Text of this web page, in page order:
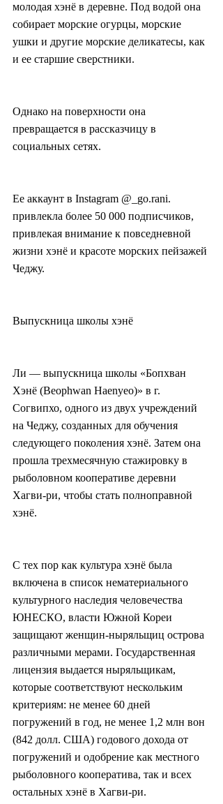
молодая хэнё в деревне. Под водой она
собирает морские огурцы, морские
ушки и другие морские деликатесы, как
и ее старшие сверстники.
Однако на поверхности она
превращается в рассказчицу в
социальных сетях.
Ее аккаунт в Instagram @_go.rani.
привлекла более 50 000 подписчиков,
привлекая внимание к повседневной
жизни хэнё и красоте морских пейзажей
Чеджу.
Выпускница школы хэнё
Ли — выпускница школы «Бопхван
Хэнё (Beophwan Haenyeo)» в г.
Согвипхо, одного из двух учреждений
на Чеджу, созданных для обучения
следующего поколения хэнё. Затем она
прошла трехмесячную стажировку в
рыболовном кооперативе деревни
Хагви-ри, чтобы стать полноправной
хэнё.
С тех пор как культура хэнё была
включена в список нематериального
культурного наследия человечества
ЮНЕСКО, власти Южной Кореи
защищают женщин-ныряльщиц острова
различными мерами. Государственная
лицензия выдается ныряльщикам,
которые соответствуют нескольким
критериям: не менее 60 дней
погружений в год, не менее 1,2 млн вон
(842 долл. США) годового дохода от
погружений и одобрение как местного
рыболовного кооператива, так и всех
остальных хэнё в Хагви-ри.